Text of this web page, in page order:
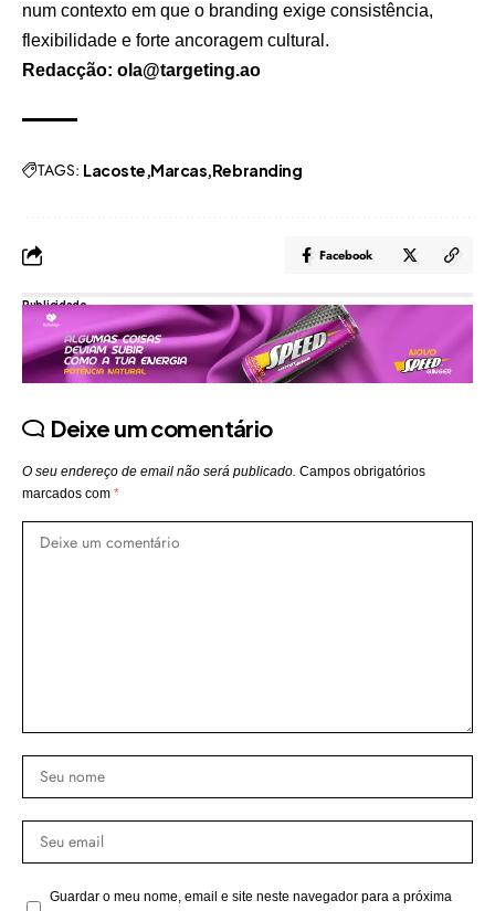
num contexto em que o branding exige consistência,
flexibilidade e forte ancoragem cultural.
Redacção: ola@targeting.ao
TAGS: Lacoste Marcas Rebranding
Facebook
Publicidade
Deixe um comentário
O seu endereço de email não será publicado. Campos obrigatórios
marcados com *
Guardar o meu nome, email e site neste navegador para a próxima